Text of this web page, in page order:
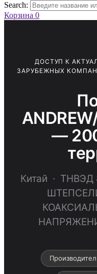
Search:
Корзина 0
ДОСТУП К
ЗАРУБЕЖНЫХ
—
Китай ·